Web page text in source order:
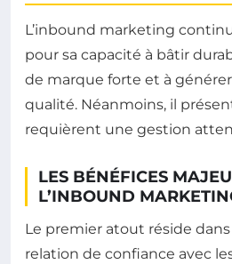
L’inbound marketing
pour sa capacité à bâtir
de marque forte et à
qualité. Néanmoins, il
requièrent une gestion
LES BÉNÉFICES
L’INBOUND
Le premier atout réside dans
relation de confiance avec